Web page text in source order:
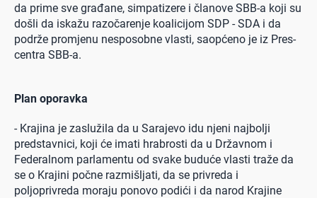
da prime sve građane, simpatizere i članove SBB-a koji su
došli da iskažu razočarenje koalicijom SDP - SDA i da
podrže promjenu nesposobne vlasti, saopćeno je iz Pres-
centra SBB-a.
Plan oporavka
- Krajina je zaslužila da u Sarajevo idu njeni najbolji
predstavnici, koji će imati hrabrosti da u Državnom i
Federalnom parlamentu od svake buduće vlasti traže da
se o Krajini počne razmišljati, da se privreda i
poljoprivreda moraju ponovo podići i da narod Krajine